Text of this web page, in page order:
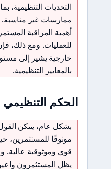
التحديات
ممارسات غير مناسبة.
أهمية المراقبة
للعمليات. ومع ذلك،
خارجية يشير إلى
بالمعايير التنظيمية.
الحكم التنظيمي
موثوقًا للمستثمرين،
قوي وموثوقية عالية.
يظل المستثمرون